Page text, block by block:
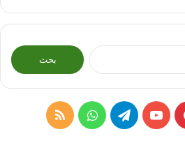
البحث
عن:
بينتيريستيوتيوبتيلقرامواتسابملخص